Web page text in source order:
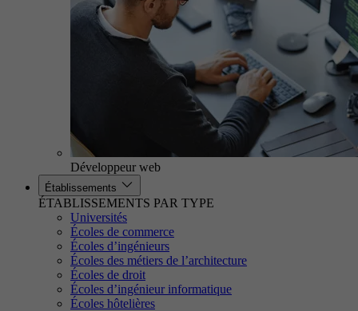
Développeur web
Établissements
ÉTABLISSEMENTS PAR TYPE
Universités
Écoles de commerce
Écoles d’ingénieurs
Écoles des métiers de l’architecture
Écoles de droit
Écoles d’ingénieur informatique
Écoles hôtelières